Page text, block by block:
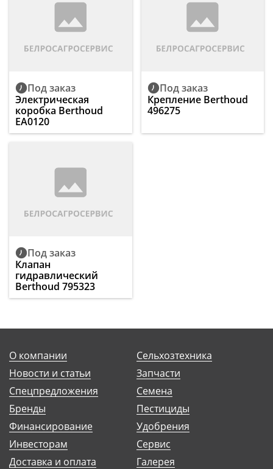
Под заказ
Электрическая
коробка Berthoud
EA0120
Под заказ
Крепление Berthoud
496275
Под заказ
Клапан
гидравлический
Berthoud 795323
О компании
Новости и статьи
Спецпредложения
Бренды
Финансирование
Инвесторам
Доставка и оплата
Сельхозтехника
Запчасти
Семена
Пестициды
Удобрения
Сервис
Галерея